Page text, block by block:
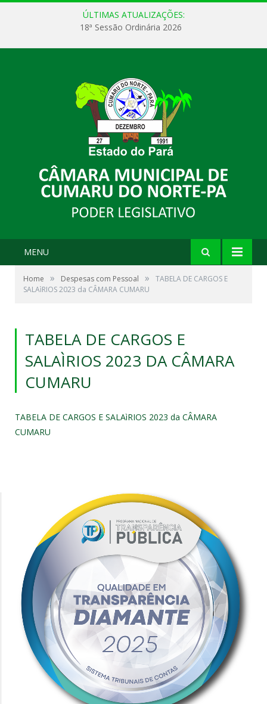
ÚLTIMAS ATUALIZAÇÕES:
18ª Sessão Ordinária 2026
MENU
Home » Despesas com Pessoal »
TABELA DE CARGOS E
SALAìRIOS 2023 da CÂMARA CUMARU
TABELA DE CARGOS E
SALAÌRIOS 2023 DA CÂMARA
CUMARU
TABELA DE CARGOS E SALAìRIOS 2023 da CÂMARA
CUMARU